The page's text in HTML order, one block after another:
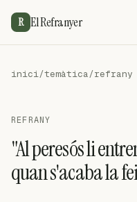
R El Refranyer
inici/temàtica/refrany
REFRANY
"Al peresós li
quan s'acaba la